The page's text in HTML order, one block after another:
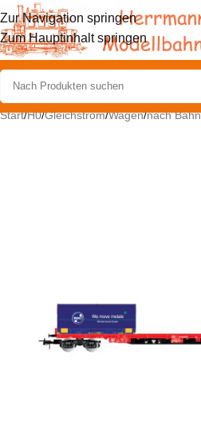
Zur Navigation springen
Zum Hauptinhalt springen
Start/H0/Gleichstrom/Wagen/nach